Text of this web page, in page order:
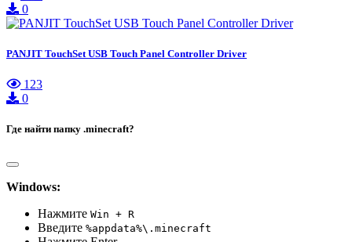
0
PANJIT TouchSet USB Touch Panel Controller Driver
123
0
Где найти папку .minecraft?
Windows:
Нажмите Win + R
Введите %appdata%\.minecraft